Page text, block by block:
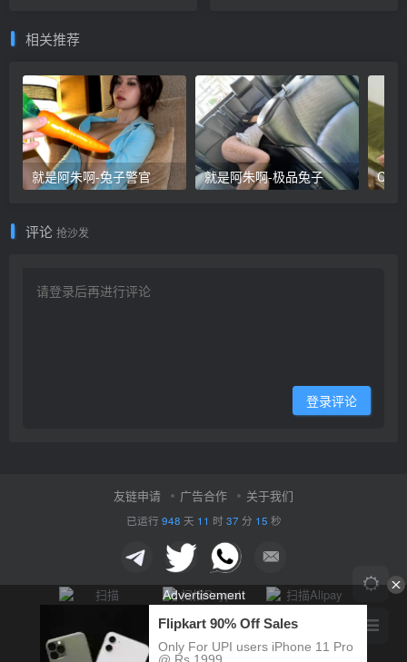
相关推荐
就是阿朱啊-兔子警官 就是阿朱啊-极品兔子
评论 抢沙发
登录评论
友链申请 广告合作 关于我们
已运行 948 天 11 时 37 分 18 秒